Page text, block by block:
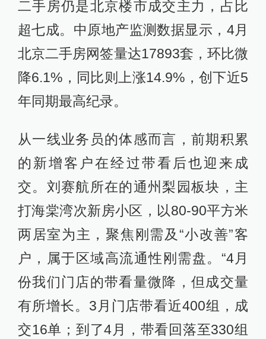
二手房仍是北京楼市成交主力，占比
超七成。中原地产监测数据显示，4月
北京二手房网签量达17893套，环比微
降6.1%，同比则上涨14.9%，创下近5
年同期最高纪录。
从一线业务员的体感而言，前期积累
的新增客户在经过带看后也迎来成
交。刘赛航所在的通州梨园板块，主
打海棠湾次新房小区，以80-90平方米
两居室为主，聚焦刚需及“小改善”客
户，属于区域高流通性刚需盘。“4月
份我们门店的带看量微降，但成交量
有所增长。3月门店带看近400组，成
交16单；到了4月，带看回落至330组